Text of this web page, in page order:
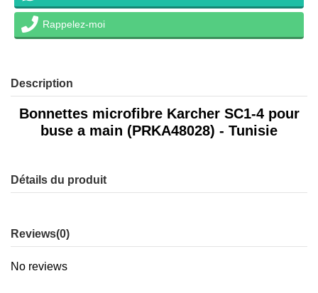
Rappelez-moi
Description
Bonnettes microfibre Karcher SC1-4 pour
buse a main (PRKA48028) - Tunisie
Détails du produit
Reviews(0)
No reviews